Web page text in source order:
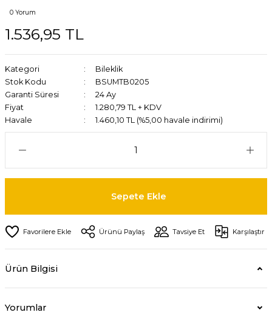
0 Yorum
1.536,95 TL
Kategori
Bileklik
Stok Kodu
BSUMTB0205
Garanti Süresi
24 Ay
Fiyat
1.280,79 TL + KDV
Havale
1.460,10 TL (%5,00 havale indirimi)
Sepete Ekle
Ürünü Paylaş Tavsiye Et Karşılaştır
Ürün Bilgisi
Yorumlar